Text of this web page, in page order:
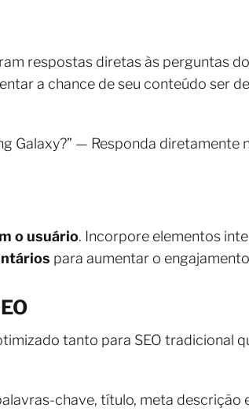
respostas diretas às perguntas
a chance de seu conteúdo ser
Galaxy?” — Responda diretamente
o usuário. Incorpore elementos
para aumentar o
tanto para SEO tradicional
chave, título, meta descrição